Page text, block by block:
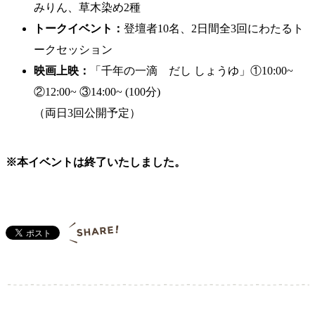
みりん、草木染め2種
トークイベント： 登壇者10名、2日間全3回にわたるト
ークセッション
映画上映：
「千年の一滴 だし しょうゆ」①10:00~
②12:00~ ③14:00~ (100分)
（両日3回公開予定）
※本イベントは終了いたしました。